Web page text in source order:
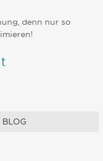
denn nur so
BLOG